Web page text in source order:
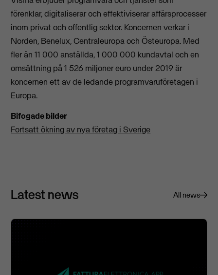
förenklar, digitaliserar och effektiviserar affärsprocesser
inom privat och offentlig sektor. Koncernen verkar i
Norden, Benelux, Centraleuropa och Östeuropa. Med
fler än 11 000 anställda, 1 000 000 kundavtal och en
omsättning på 1 526 miljoner euro under 2019 är
koncernen ett av de ledande programvaruföretagen i
Europa.
Bifogade bilder
Fortsatt ökning av nya företag i Sverige
Latest news All news